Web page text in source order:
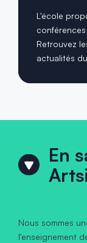
L'école
Retrouvez
actualités
En
Nous sommes
l'enseignement